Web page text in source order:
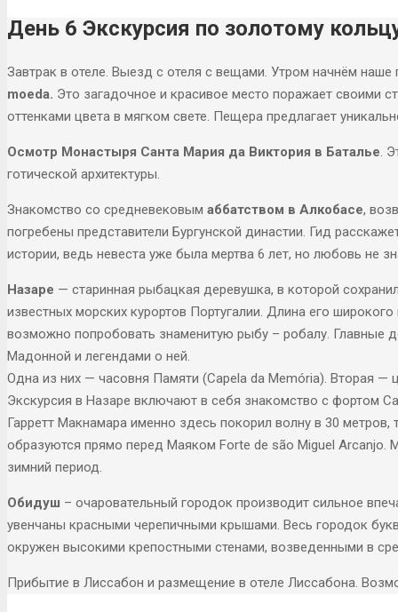
День 6 Экскурсия по золотому
Завтрак в отеле. Выезд с отеля с вещами. Утром начнём наше
moeda. Это загадочное и красивое место поражает своими
оттенками цвета в мягком свете. Пещера предлагает
Осмотр Монастыря Санта Мария да Виктория в Баталье.
готической архитектуры.
Знакомство со средневековым аббатством в Алкобасе,
погребены представители Бургунской династии. Гид
истории, ведь невеста уже была мертва 6 лет, но любовь не
Назаре — старинная рыбацкая деревушка, в которой
известных морских курортов Португалии. Длина его
возможно попробовать знаменитую рыбу – робалу. Главные
Мадонной и легендами о ней.
Одна из них — часовня Памяти (Capela da Memória). Вторая —
Экскурсия в Назаре включают в себя знакомство с фортом
Гарретт Макнамара именно здесь покорил волну в 30
образуются прямо перед Маяком Forte de são Miguel
зимний период.
Обидуш – очаровательный городок производит сильное
увенчаны красными черепичными крышами. Весь городок
окружен высокими крепостными стенами, возведенными в
Прибытие в Лиссабон и размещение в отеле Лиссабона.